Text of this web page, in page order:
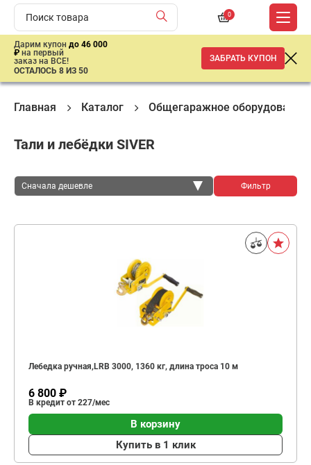
0
Дарим купон до 46 000
₽ на первый
заказ на ВСЕ!
ОСТАЛОСЬ 8 ИЗ 50
ЗАБРАТЬ КУПОН
Главная Каталог Общегаражное оборудование
Тали и лебёдки SIVER
Сначала дешевле Фильтр
Лебедка ручная,LRB 3000, 1360 кг, длина троса 10 м
6 800 ₽
В кредит от 227/мес
В корзину
Купить в 1 клик